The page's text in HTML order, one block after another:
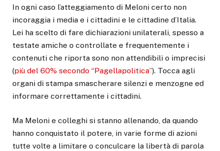
In ogni caso l’atteggiamento di Meloni certo non
incoraggia i media e i cittadini e le cittadine d’Italia.
Lei ha scelto di fare dichiarazioni unilaterali, spesso a
testate amiche o controllate e frequentemente i
contenuti che riporta sono non attendibili o imprecisi
(più del 60% secondo “Pagellapolitica”). Tocca agli
organi di stampa smascherare silenzi e menzogne ed
informare correttamente i cittadini.
Ma Meloni e colleghi si stanno allenando, da quando
hanno conquistato il potere, in varie forme di azioni
tutte volte a limitare o conculcare la libertà di parola